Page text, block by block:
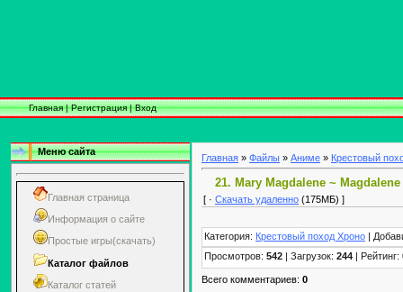
Главная|Регистрация|Вход
Меню сайта
Главная страница
Информация о сайте
Простые игры(скачать)
Каталог файлов
Каталог статей
Главная » Файлы » Аниме » Крестовый
21. Mary Magdalene ~ Magdalene
[ · Скачать удаленно (175МБ) ]
Категория: Крестовый поход Хроно |
Просмотров: 542 | Загрузок: 244 | Рейтинг:
Всего комментариев: 0